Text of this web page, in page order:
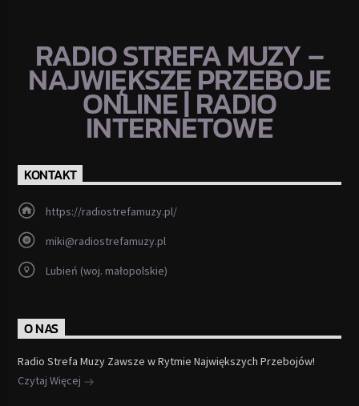
RADIO STREFA MUZY –
NAJWIĘKSZE PRZEBOJE
ONLINE | RADIO
INTERNETOWE
KONTAKT
https://radiostrefamuzy.pl/
miki@radiostrefamuzy.pl
Lubień (woj. małopolskie)
O NAS
Radio Strefa Muzy Zawsze w Rytmie Największych Przebojów!
Czytaj Więcej